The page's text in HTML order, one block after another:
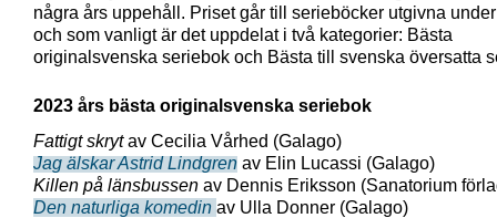
några års uppehåll. Priset går till serieböcker utgivna
och som vanligt är det uppdelat i två kategorier: Bästa
originalsvenska seriebok och Bästa till svenska översatta
2023 års bästa originalsvenska seriebok
Fattigt skrytav Cecilia Vårhed (Galago)
Jag älskar Astrid Lindgren av Elin Lucassi (Galago)
Killen på länsbussen av Dennis Eriksson (Sanatorium
Den naturliga komedin av Ulla Donner (Galago)